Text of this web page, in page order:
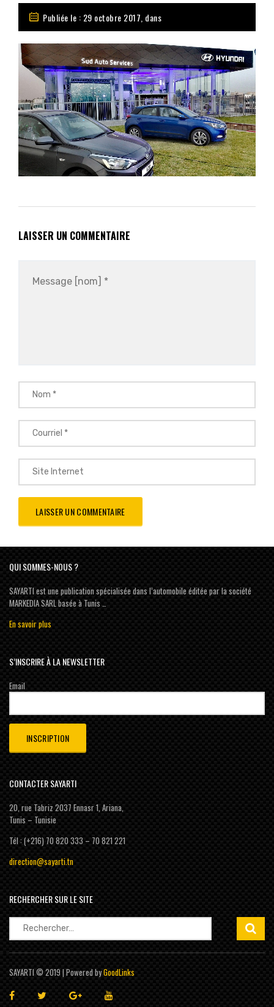
Publiée le : 29 octobre 2017, dans
LAISSER UN COMMENTAIRE
QUI SOMMES-NOUS ?
SAYARTI est une publication spécialisée dans l’automobile éditée par la société
MARKEDIA SARL basée à Tunis …
En savoir plus
S’INSCRIRE À LA NEWSLETTER
Email
CONTACTER SAYARTI
20, rue Tabriz 2037 Ennasr 1, Ariana,
Tunis – Tunisie
Tél : (+216) 70 820 333 – 70 821 221
direction@sayarti.tn
RECHERCHER SUR LE SITE
Rechercher :
SAYARTI © 2019 | Powered byGoodLinks